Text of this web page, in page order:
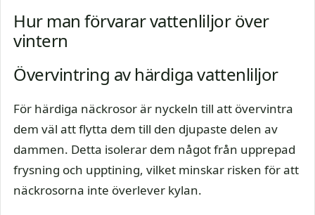
Hur man förvarar vattenliljor över
vintern
Övervintring av härdiga vattenliljor
För härdiga näckrosor är nyckeln till att övervintra
dem väl att flytta dem till den djupaste delen av
dammen. Detta isolerar dem något från upprepad
frysning och upptining, vilket minskar risken för att
näckrosorna inte överlever kylan.